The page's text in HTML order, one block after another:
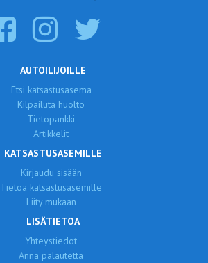
AUTOILIJOILLE
Etsi katsastusasema
Kilpailuta huolto
Tietopankki
Artikkelit
KATSASTUSASEMILLE
Kirjaudu sisään
Tietoa katsastusasemille
Liity mukaan
LISÄTIETOA
Yhteystiedot
Anna palautetta